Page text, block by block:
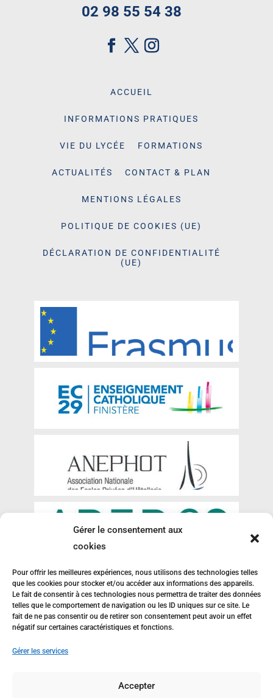
Gérer le consentement aux
cookies
Pour offrir les meilleures expériences, nous utilisons des technologies telles
que les cookies pour stocker et/ou accéder aux informations des appareils.
Le fait de consentir à ces technologies nous permettra de traiter des données
telles que le comportement de navigation ou les ID uniques sur ce site. Le
fait de ne pas consentir ou de retirer son consentement peut avoir un effet
négatif sur certaines caractéristiques et fonctions.
Gérer les services
Accepter
02 98 55 54 38
ACCUEIL
INFORMATIONS PRATIQUES
VIE DU LYCÉE FORMATIONS
ACTUALITÉS CONTACT & PLAN
MENTIONS LÉGALES
POLITIQUE DE COOKIES (UE)
DÉCLARATION DE CONFIDENTIALITÉ
(UE)